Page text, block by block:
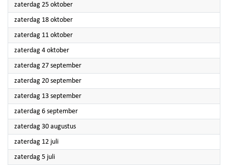
zaterdag 25 oktober2025
zaterdag 18 oktober2025
zaterdag 11 oktober2025
zaterdag 4 oktober2025
zaterdag 27 september2025
zaterdag 20 september2025
zaterdag 13 september2025
zaterdag 6 september2025
zaterdag 30 augustus2025
zaterdag 12 juli2025
zaterdag 5 juli2025